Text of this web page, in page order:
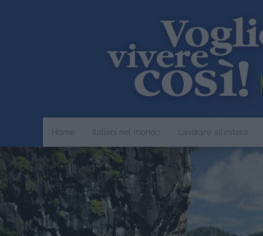
Home Italiani nel mondo Lavorare all’estero